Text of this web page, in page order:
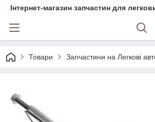
Інтернет-магазин запчастин для
Товари Запчастини на Легкові